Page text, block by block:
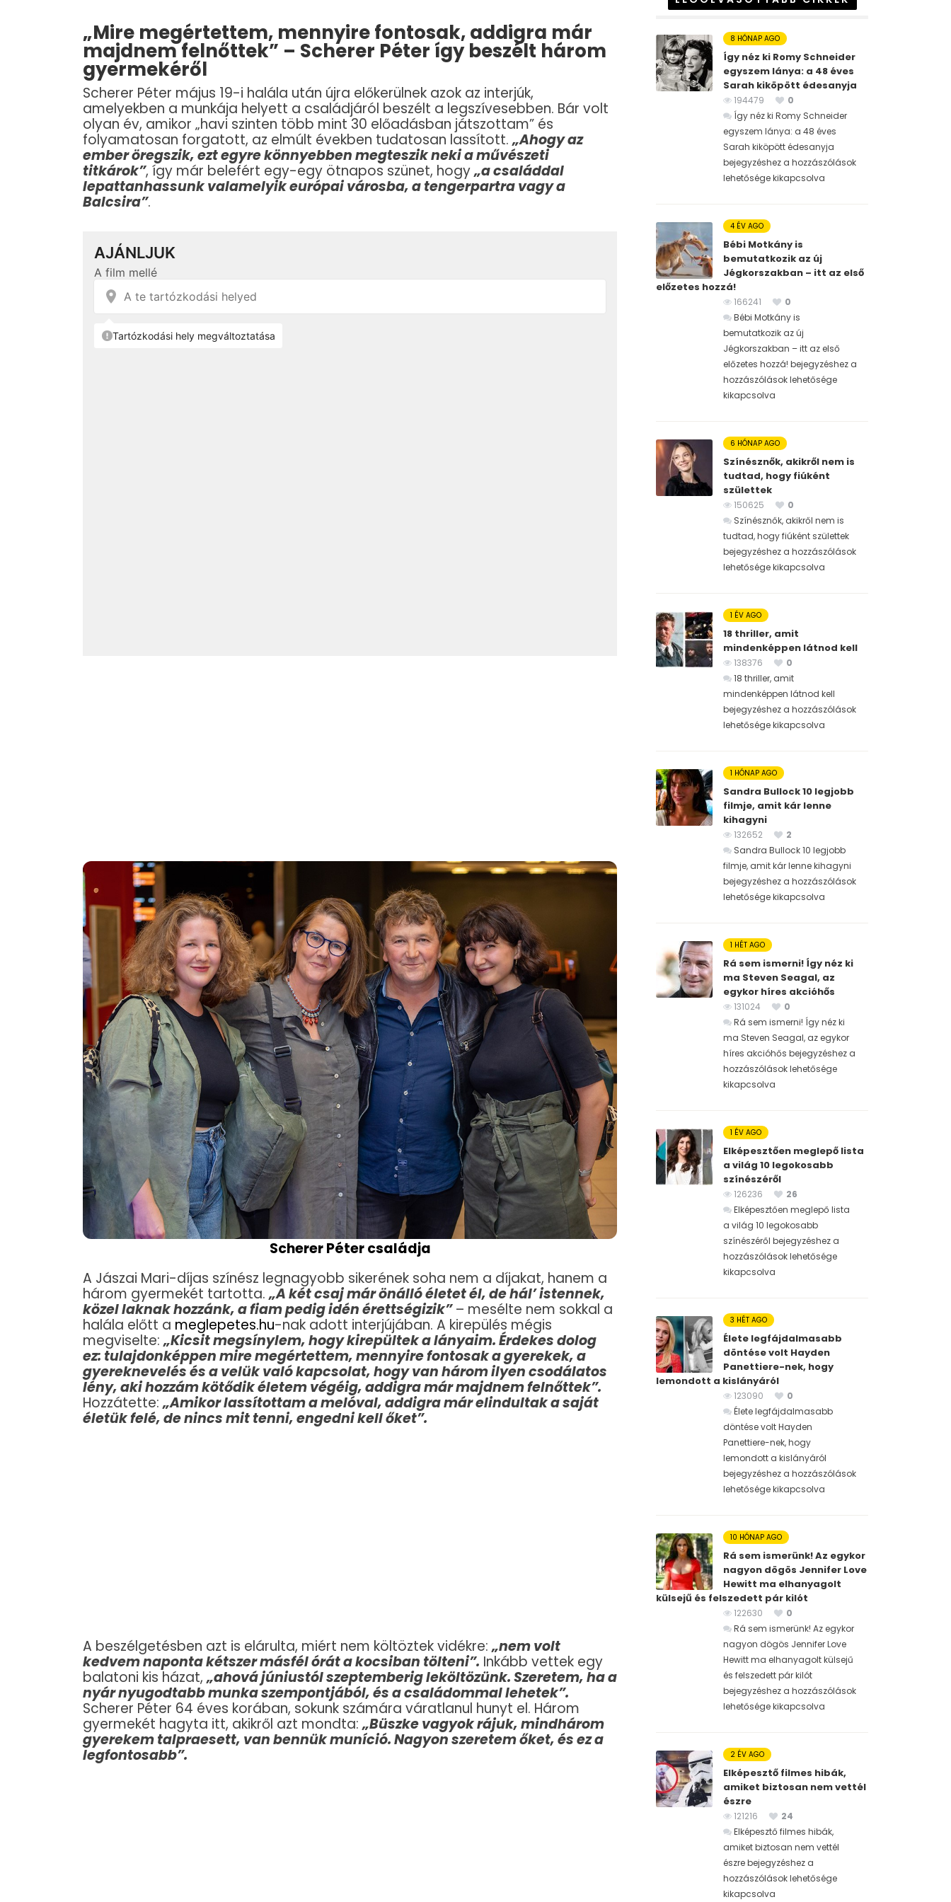
„Mire megértettem, mennyire fontosak, addigra már
majdnem felnőttek” – Scherer Péter így beszélt három
gyermekéről
Scherer Péter május 19-i halála után újra előkerülnek azok az interjúk,
amelyekben a munkája helyett a családjáról beszélt a legszívesebben. Bár volt
olyan év, amikor „havi szinten több mint 30 előadásban játszottam” és
folyamatosan forgatott, az elmúlt években tudatosan lassított.„Ahogy az
ember öregszik, ezt egyre könnyebben megteszik neki a művészeti
titkárok”, így már belefért egy-egy ötnapos szünet, hogy„a családdal
lepattanhassunk valamelyik európai városba, a tengerpartra vagy a
Balcsira”.
Scherer Péter családja
A Jászai Mari-díjas színész legnagyobb sikerének soha nem a díjakat, hanem a
három gyermekét tartotta.„A két csaj már önálló életet él, de hál’ istennek,
közel laknak hozzánk, a fiam pedig idén érettségizik”– mesélte nem sokkal a
halála előtt a meglepetes.hu-nak adott interjújában. A kirepülés mégis
megviselte:„Kicsit megsínylem, hogy kirepültek a lányaim. Érdekes dolog
ez: tulajdonképpen mire megértettem, mennyire fontosak a gyerekek, a
gyereknevelés és a velük való kapcsolat, hogy van három ilyen csodálatos
lény, aki hozzám kötődik életem végéig, addigra már majdnem felnőttek”.
Hozzátette:„Amikor lassítottam a melóval, addigra már elindultak a saját
életük felé, de nincs mit tenni, engedni kell őket”.
A beszélgetésben azt is elárulta, miért nem költöztek vidékre:„nem volt
kedvem naponta kétszer másfél órát a kocsiban tölteni”. Inkább vettek egy
balatoni kis házat,„ahová júniustól szeptemberig leköltözünk. Szeretem, ha a
nyár nyugodtabb munka szempontjából, és a családommal lehetek”.
Scherer Péter 64 éves korában, sokunk számára váratlanul hunyt el. Három
gyermekét hagyta itt, akikről azt mondta:„Büszke vagyok rájuk, mindhárom
gyerekem talpraesett, van bennük muníció. Nagyon szeretem őket, és ez a
legfontosabb”.
8 HÓNAP AGO
Így néz ki Romy Schneider
egyszem lánya: a 48 éves
Sarah kiköpött édesanyja
194479
0
Így néz ki Romy Schneider
egyszem lánya: a 48 éves
Sarah kiköpött édesanyja
bejegyzéshez a hozzászólások
lehetősége kikapcsolva
4 ÉV AGO
Bébi Motkány is
bemutatkozik az új
Jégkorszakban – itt az első
előzetes hozzá!
166241
0
Bébi Motkány is
bemutatkozik az új
Jégkorszakban – itt az első
előzetes hozzá! bejegyzéshez a
hozzászólások lehetősége
kikapcsolva
6 HÓNAP AGO
Színésznők, akikről nem is
tudtad, hogy fiúként
születtek
150625
0
Színésznők, akikről nem is
tudtad, hogy fiúként születtek
bejegyzéshez a hozzászólások
lehetősége kikapcsolva
1 ÉV AGO
18 thriller, amit
mindenképpen látnod kell
138376
0
18 thriller, amit
mindenképpen látnod kell
bejegyzéshez a hozzászólások
lehetősége kikapcsolva
1 HÓNAP AGO
Sandra Bullock 10 legjobb
filmje, amit kár lenne
kihagyni
132652
2
Sandra Bullock 10 legjobb
filmje, amit kár lenne kihagyni
bejegyzéshez a hozzászólások
lehetősége kikapcsolva
1 HÉT AGO
Rá sem ismerni! Így néz ki
ma Steven Seagal, az
egykor híres akcióhős
131024
0
Rá sem ismerni! Így néz ki
ma Steven Seagal, az egykor
híres akcióhős bejegyzéshez a
hozzászólások lehetősége
kikapcsolva
1 ÉV AGO
Elképesztően meglepő lista
a világ 10 legokosabb
színészéről
126236
26
Elképesztően meglepő lista
a világ 10 legokosabb
színészéről bejegyzéshez a
hozzászólások lehetősége
kikapcsolva
3 HÉT AGO
Élete legfájdalmasabb
döntése volt Hayden
Panettiere-nek, hogy
lemondott a kislányáról
123090
0
Élete legfájdalmasabb
döntése volt Hayden
Panettiere-nek, hogy
lemondott a kislányáról
bejegyzéshez a hozzászólások
lehetősége kikapcsolva
10 HÓNAP AGO
Rá sem ismerünk! Az egykor
nagyon dögös Jennifer Love
Hewitt ma elhanyagolt
külsejű és felszedett pár kilót
122630
0
Rá sem ismerünk! Az egykor
nagyon dögös Jennifer Love
Hewitt ma elhanyagolt külsejű
és felszedett pár kilót
bejegyzéshez a hozzászólások
lehetősége kikapcsolva
2 ÉV AGO
Elképesztő filmes hibák,
amiket biztosan nem vettél
észre
121216
24
Elképesztő filmes hibák,
amiket biztosan nem vettél
észre bejegyzéshez a
hozzászólások lehetősége
kikapcsolva